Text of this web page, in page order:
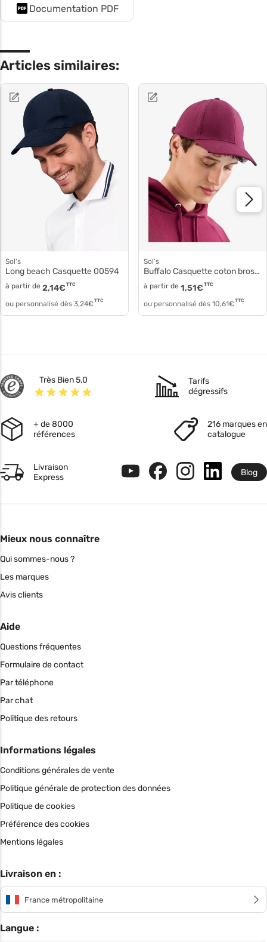
Documentation PDF
Articles similaires:
Sol's
Long beach Casquette 00594
à partir de 2,14€ TTC
ou personnalisé dès 3,24€ TTC
Sol's
Buffalo Casquette coton brossé épais 88100
à partir de 1,51€ TTC
ou personnalisé dès 10,61€ TTC
Très Bien 5,0
Tarifs
dégressifs
+ de 8000
références
216 marques en
catalogue
Livraison
Express
Blog
Mieux nous connaître
Qui sommes-nous ?
Les marques
Avis clients
Aide
Questions fréquentes
Formulaire de contact
Par téléphone
Par chat
Politique des retours
Informations légales
Conditions générales de vente
Politique générale de protection des données
Politique de cookies
Préférence des cookies
Mentions légales
Livraison en :
France métropolitaine
Langue :